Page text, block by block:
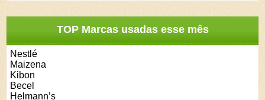
TOP Marcas usadas esse mês
Nestlé
Maizena
Kibon
Becel
Helmann’s